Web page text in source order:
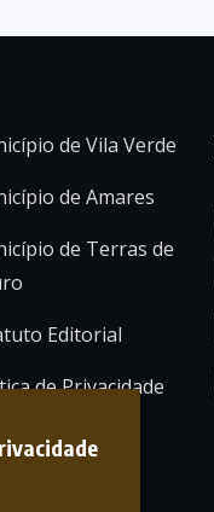
de Vila Verde
de Amares
de Terras de
Editorial
de Privacidade